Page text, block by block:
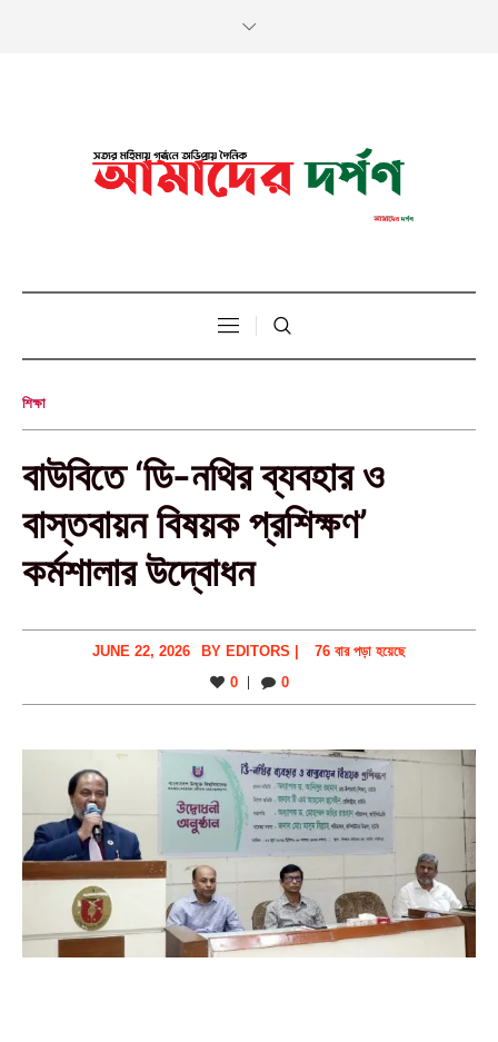
শিক্ষা
বাউবিতে ‘ডি-নথির ব্যবহার ও
বাস্তবায়ন বিষয়ক প্রশিক্ষণ’
কর্মশালার উদ্বোধন
JUNE 22, 2026 BY EDITORS |
76 বার পড়া হয়েছে
0
0